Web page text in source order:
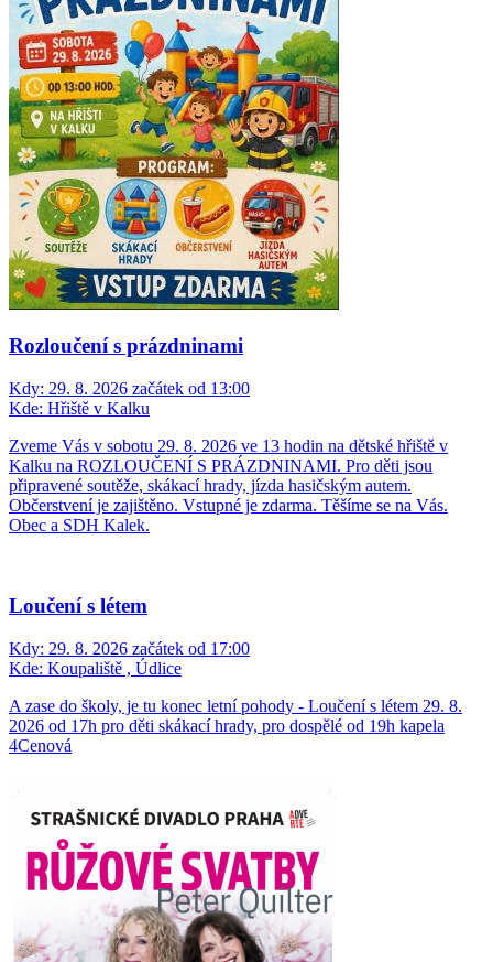
Rozloučení s prázdninami
Kdy: 29. 8. 2026 začátek od 13:00
Kde: Hřiště v Kalku
Zveme Vás v sobotu 29. 8. 2026 ve 13 hodin na dětské hřiště v
Kalku na ROZLOUČENÍ S PRÁZDNINAMI. Pro děti jsou
připravené soutěže, skákací hrady, jízda hasičským autem.
Občerstvení je zajištěno. Vstupné je zdarma. Těšíme se na Vás.
Obec a SDH Kalek.
Loučení s létem
Kdy: 29. 8. 2026 začátek od 17:00
Kde: Koupaliště , Údlice
A zase do školy, je tu konec letní pohody - Loučení s létem 29. 8.
2026 od 17h pro děti skákací hrady, pro dospělé od 19h kapela
4Cenová